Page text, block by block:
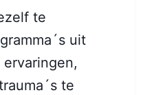
te
uit
te